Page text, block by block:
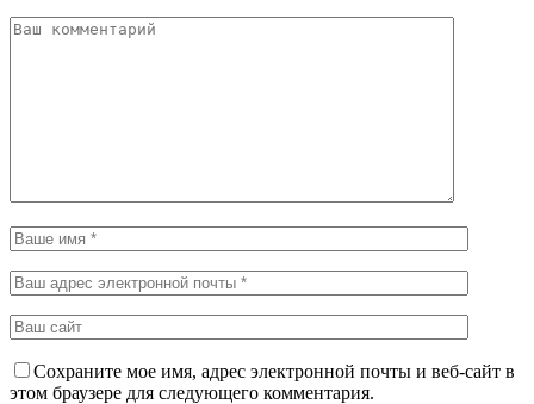
Сохраните мое имя, адрес электронной почты и веб-сайт в
этом браузере для следующего комментария.